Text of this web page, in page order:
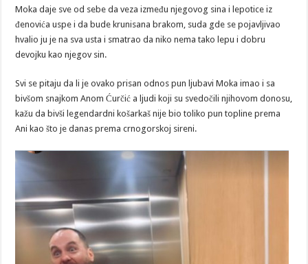
Moka daje sve od sebe da veza između njegovog sina i lepotice iz
đenovića uspe i da bude krunisana brakom, suda gde se pojavljivao
hvalio ju je na sva usta i smatrao da niko nema tako lepu i dobru
devojku kao njegov sin.
Svi se pitaju da li je ovako prisan odnos pun ljubavi Moka imao i sa
bivšom snajkom Anom Ćurčić a ljudi koji su svedočili njihovom donosu,
kažu da bivši legendardni košarkaš nije bio toliko pun topline prema
Ani kao što je danas prema crnogorskoj sireni.